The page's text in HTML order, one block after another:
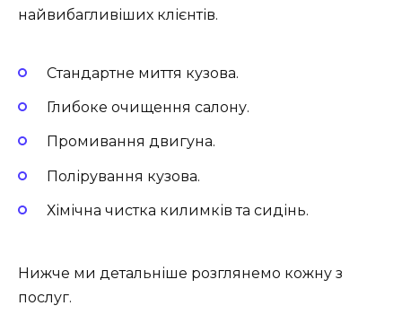
найвибагливіших клієнтів.
Стандартне миття кузова.
Глибоке очищення салону.
Промивання двигуна.
Полірування кузова.
Хімічна чистка килимків та сидінь.
Нижче ми детальніше розглянемо кожну з
послуг.